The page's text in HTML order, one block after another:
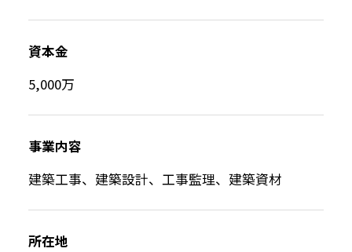
資本金
5,000万
事業内容
建築工事、建築設計、工事監理、建築資材
所在地